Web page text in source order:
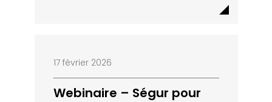
17 février 2026
Webinaire – Ségur pour